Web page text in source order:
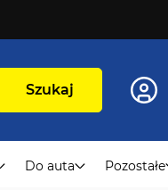
Szukaj
Do auta Pozostałe